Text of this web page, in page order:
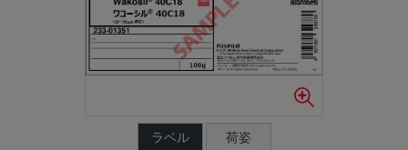
ラベル 荷姿